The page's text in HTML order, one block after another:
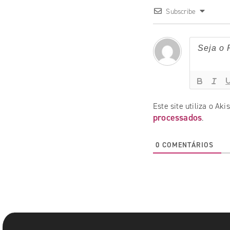
Subscribe
Este site utiliza o
processados.
0 COMENTÁRIOS